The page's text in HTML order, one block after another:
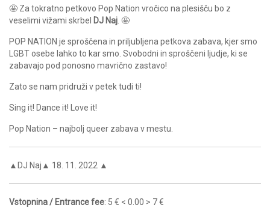
🤩 Za tokratno petkovo Pop Nation vročico na plesišču bo z
veselimi vižami skrbel DJ Naj . 🤩
POP NATION je sproščena in priljubljena petkova zabava, kjer smo
LGBT osebe lahko to kar smo. Svobodni in sproščeni ljudje, ki se
zabavajo pod ponosno mavrično zastavo!
Zato se nam pridruži v petek tudi ti!
Sing it! Dance it! Love it!
Pop Nation – najbolj queer zabava v mestu.
▲DJ Naj▲ 18. 11. 2022 ▲
Vstopnina / Entrance fee: 5 € < 0.00 > 7 €